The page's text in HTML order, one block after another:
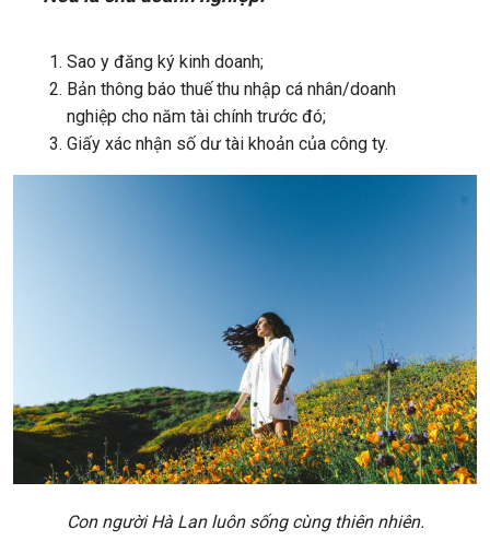
Sao y đăng ký kinh doanh;
Bản thông báo thuế thu nhập cá nhân/doanh
nghiệp cho năm tài chính trước đó;
Giấy xác nhận số dư tài khoản của công ty.
Con người Hà Lan luôn sống cùng thiên nhiên.